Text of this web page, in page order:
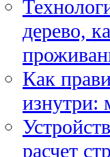
дерево,
Как
изнутри:
расчет